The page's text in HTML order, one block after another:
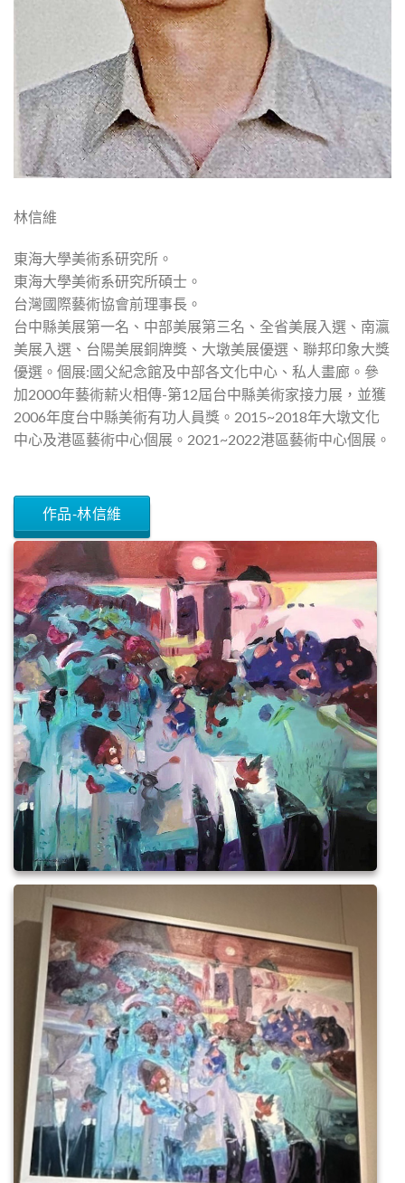
林信維
東海大學美術系研究所。
東海大學美術系研究所碩士。
台灣國際藝術協會前理事長。
台中縣美展第一名、中部美展第三名、全省美展入選、南瀛
美展入選、台陽美展銅牌獎、大墩美展優選、聯邦印象大獎
優選。個展:國父紀念館及中部各文化中心、私人畫廊。參
加2000年藝術薪火相傳-第12屆台中縣美術家接力展，並獲
2006年度台中縣美術有功人員獎。2015~2018年大墩文化
中心及港區藝術中心個展。2021~2022港區藝術中心個展。
作品-林信維